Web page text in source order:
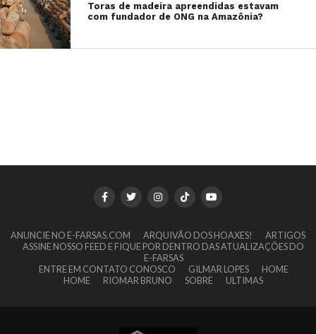
Toras de madeira apreendidas estavam
com fundador de ONG na Amazônia?
ANUNCIE NO E-FARSAS.COM ARQUIVÃO DOS HOAXES!
ARTIGOS
ASSINE NOSSO FEED E FIQUE POR DENTRO DAS ATUALIZAÇÕES DO
E-FARSAS
ENTRE EM CONTATO CONOSCO
GILMAR LOPES
HOME
HOME
RIOMAR BRUNO SOBRE ULTIMAS